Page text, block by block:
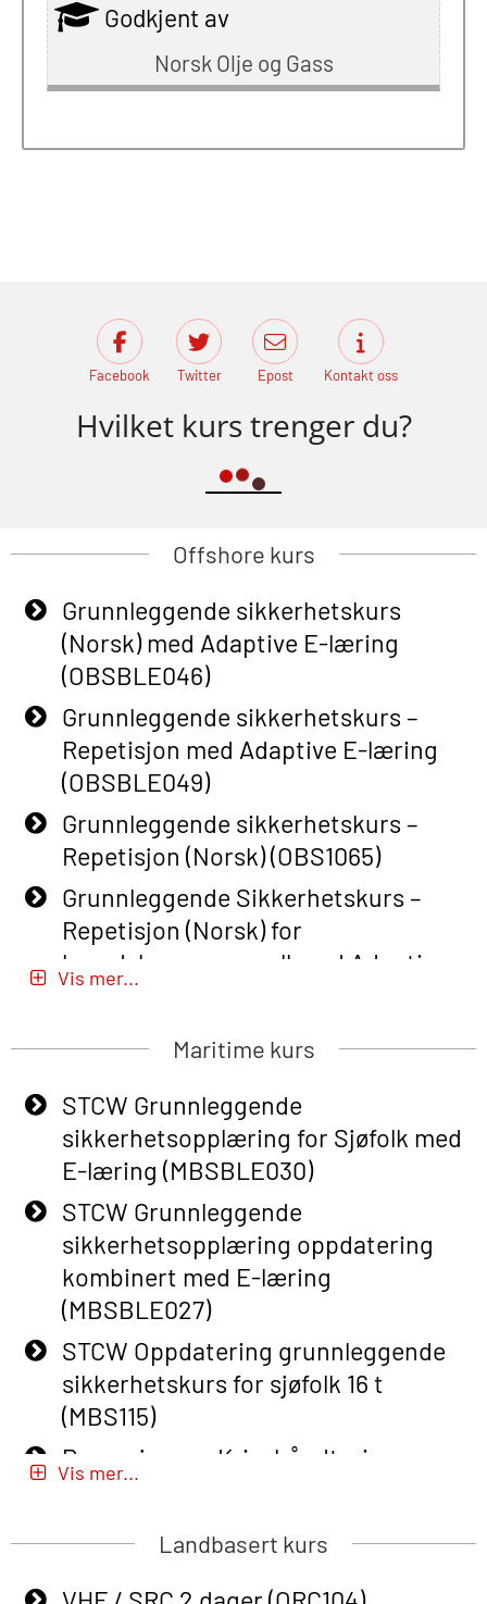
Godkjent av
Norsk Olje og Gass
Facebook Twitter Epost Kontakt oss
Hvilket kurs trenger du?
Offshore kurs
Grunnleggende sikkerhetskurs
(Norsk) med Adaptive E-læring
(OBSBLE046)
Grunnleggende sikkerhetskurs –
Repetisjon med Adaptive E-læring
(OBSBLE049)
Grunnleggende sikkerhetskurs –
Repetisjon (Norsk) (OBS1065)
Grunnleggende Sikkerhetskurs –
Repetisjon (Norsk) for
beredskapspersonell med Adaptive
E-læring (OBSBLE051)
Basic Safety Training (English) – with
Basic Safety Training – Refresher
Course (English) with E-learning
(OBSBLE048)
Basic Safety Training – Refresher
Course (English) (OBS1063)
Basic Safety Training – Refresher
Course (English) for emergency
response personnel with Adaptive E-
learning (OBSBLE050)
Helikopterevakuering inkl pustelunge
med adaptive e-læring (OSEBLE018)
Airpocket with E-learning (English)
Vis mer...
Maritime kurs
STCW Grunnleggende
sikkerhetsopplæring for Sjøfolk med
E-læring (MBSBLE030)
STCW Grunnleggende
sikkerhetsopplæring oppdatering
kombinert med E-læring
(MBSBLE027)
STCW Oppdatering grunnleggende
sikkerhetskurs for sjøfolk 16 t
(MBS115)
Passasjer- og Krisehåndtering
(MBSBLE020)
Passasjer- og Krisehåndtering
Vis mer...
Landbasert kurs